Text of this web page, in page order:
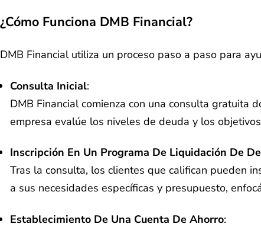
¿Cómo Funciona DMB Financial?
DMB Financial utiliza un proceso paso a paso para
Consulta Inicial:
DMB Financial comienza con una consulta gratuita
empresa evalúe los niveles de deuda y los
Inscripción En Un Programa De Liquidación De
Tras la consulta, los clientes que califican pueden
a sus necesidades específicas y presupuesto,
Establecimiento De Una Cuenta De Ahorro: